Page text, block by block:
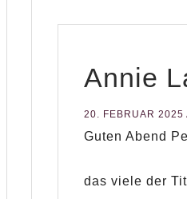
Annie
20. FEBRUAR 2025
Guten Abend
das viele der